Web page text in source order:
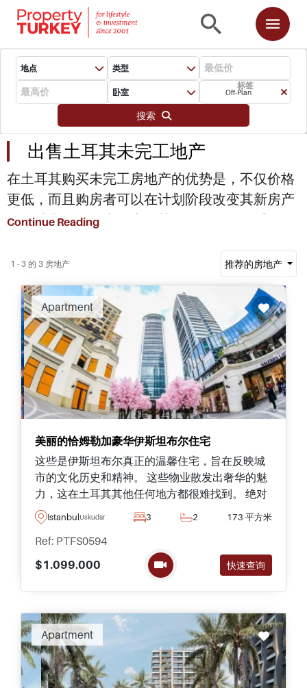
地点 类型
卧室
标签
Off-Plan
搜索
出售土耳其未完工地产
在土耳其购买未完工房地产的优势是，不仅价格
更低，而且购房者可以在计划阶段改变其新房产
的设计和布局。由于土耳其的开发资金匮乏，开
20%的折扣。这就是说，房地产价值在交易完成
后将上涨15%至20%——这是一个有吸引力的投
资前景。
Continue Reading
1 - 3 的 3 房地产 推荐的房地产
Apartment
美丽的恰姆勒加豪华伊斯坦布尔住宅
这些是伊斯坦布尔真正的温馨住宅，旨在反映城
市的文化历史和精神。 这些物业散发出奢华的魅
力，这在土耳其其他任何地方都很难找到。 绝对
必须看到。
IstanbulUskudar 3 2 173 平方米
Ref: PTFS0594
$1.099.000
快速查询
Apartment